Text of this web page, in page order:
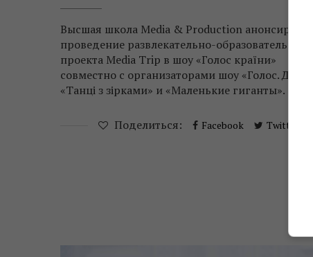
Высшая школа Media & Production анонсировала
проведение развлекательно-образовательного
проекта Media Trip в шоу «Голос країни»
совместно с организаторами шоу «Голос. Діти»,
«Танці з зірками» и «Маленькие гиганты».
Поделиться: Facebook Twitter